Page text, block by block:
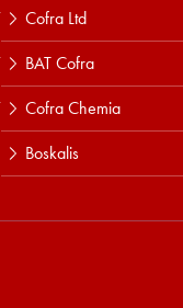
Cofra Ltd
BAT Cofra
Cofra Chemia
Boskalis